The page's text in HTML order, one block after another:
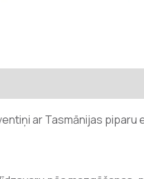
ar Tasmānijas